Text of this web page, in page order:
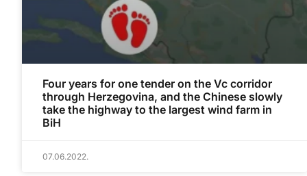
Four years for one tender on the Vc corridor
through Herzegovina, and the Chinese slowly
take the highway to the largest wind farm in
BiH
07.06.2022.